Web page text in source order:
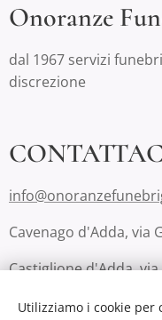
Onoranze
dal 1967 servizi
discrezione
Cavenago d'Adda, via
Castiglione d'Adda,
Lodi, via San Fereolo
Utilizziamo i cookie